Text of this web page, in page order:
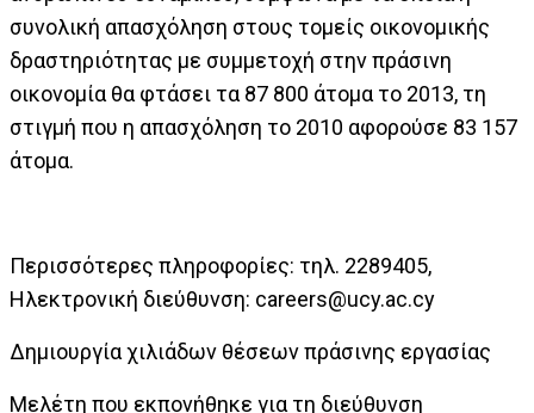
συνολική απασχόληση στους τομείς οικονομικής
δραστηριότητας με συμμετοχή στην πράσινη
οικονομία θα φτάσει τα 87 800 άτομα το 2013, τη
στιγμή που η απασχόληση το 2010 αφορούσε 83 157
άτομα.
Περισσότερες πληροφορίες: τηλ. 2289405,
Ηλεκτρονική διεύθυνση: careers@ucy.ac.cy
Δημιουργία χιλιάδων θέσεων πράσινης εργασίας
Μελέτη που εκπονήθηκε για τη διεύθυνση